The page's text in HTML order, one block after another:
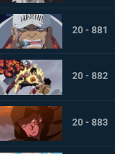
20 - 881
20 - 882
20 - 883